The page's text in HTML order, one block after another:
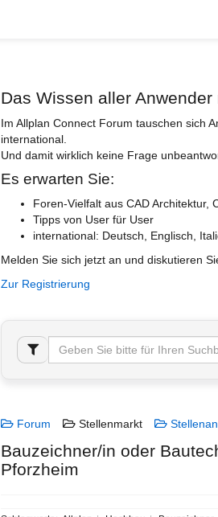
Das Wissen aller Anwender
Im Allplan Connect Forum tauschen sich
international.
Und damit wirklich keine Frage
Es erwarten Sie:
Foren-Vielfalt aus CAD Architektur,
Tipps von User für User
international: Deutsch, Englisch,
Melden Sie sich jetzt an und diskutieren
Zur Registrierung
Forum Stellenmarkt
Bauzeichner/in oder
Pforzheim